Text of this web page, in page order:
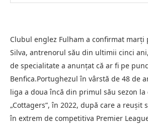
Clubul englez Fulham a confirmat marţi
Silva, antrenorul său din ultimii cinci
de specialitate a anunţat că ar fi pe
Benfica.Portughezul în vârstă de 48 de
liga a doua încă din primul său sezon la
„Cottagers”, în 2022, după care a reuşit
în extrem de competitiva Premier